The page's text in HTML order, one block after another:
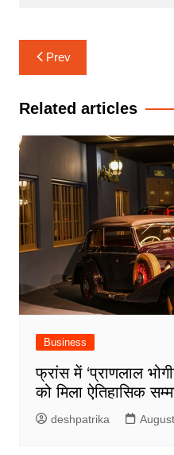
Post
navigation
Prev
Related articles
Business
फ्रांस में ‘प्राणलाल
को मिला ऐतिहासिक
deshpatrika